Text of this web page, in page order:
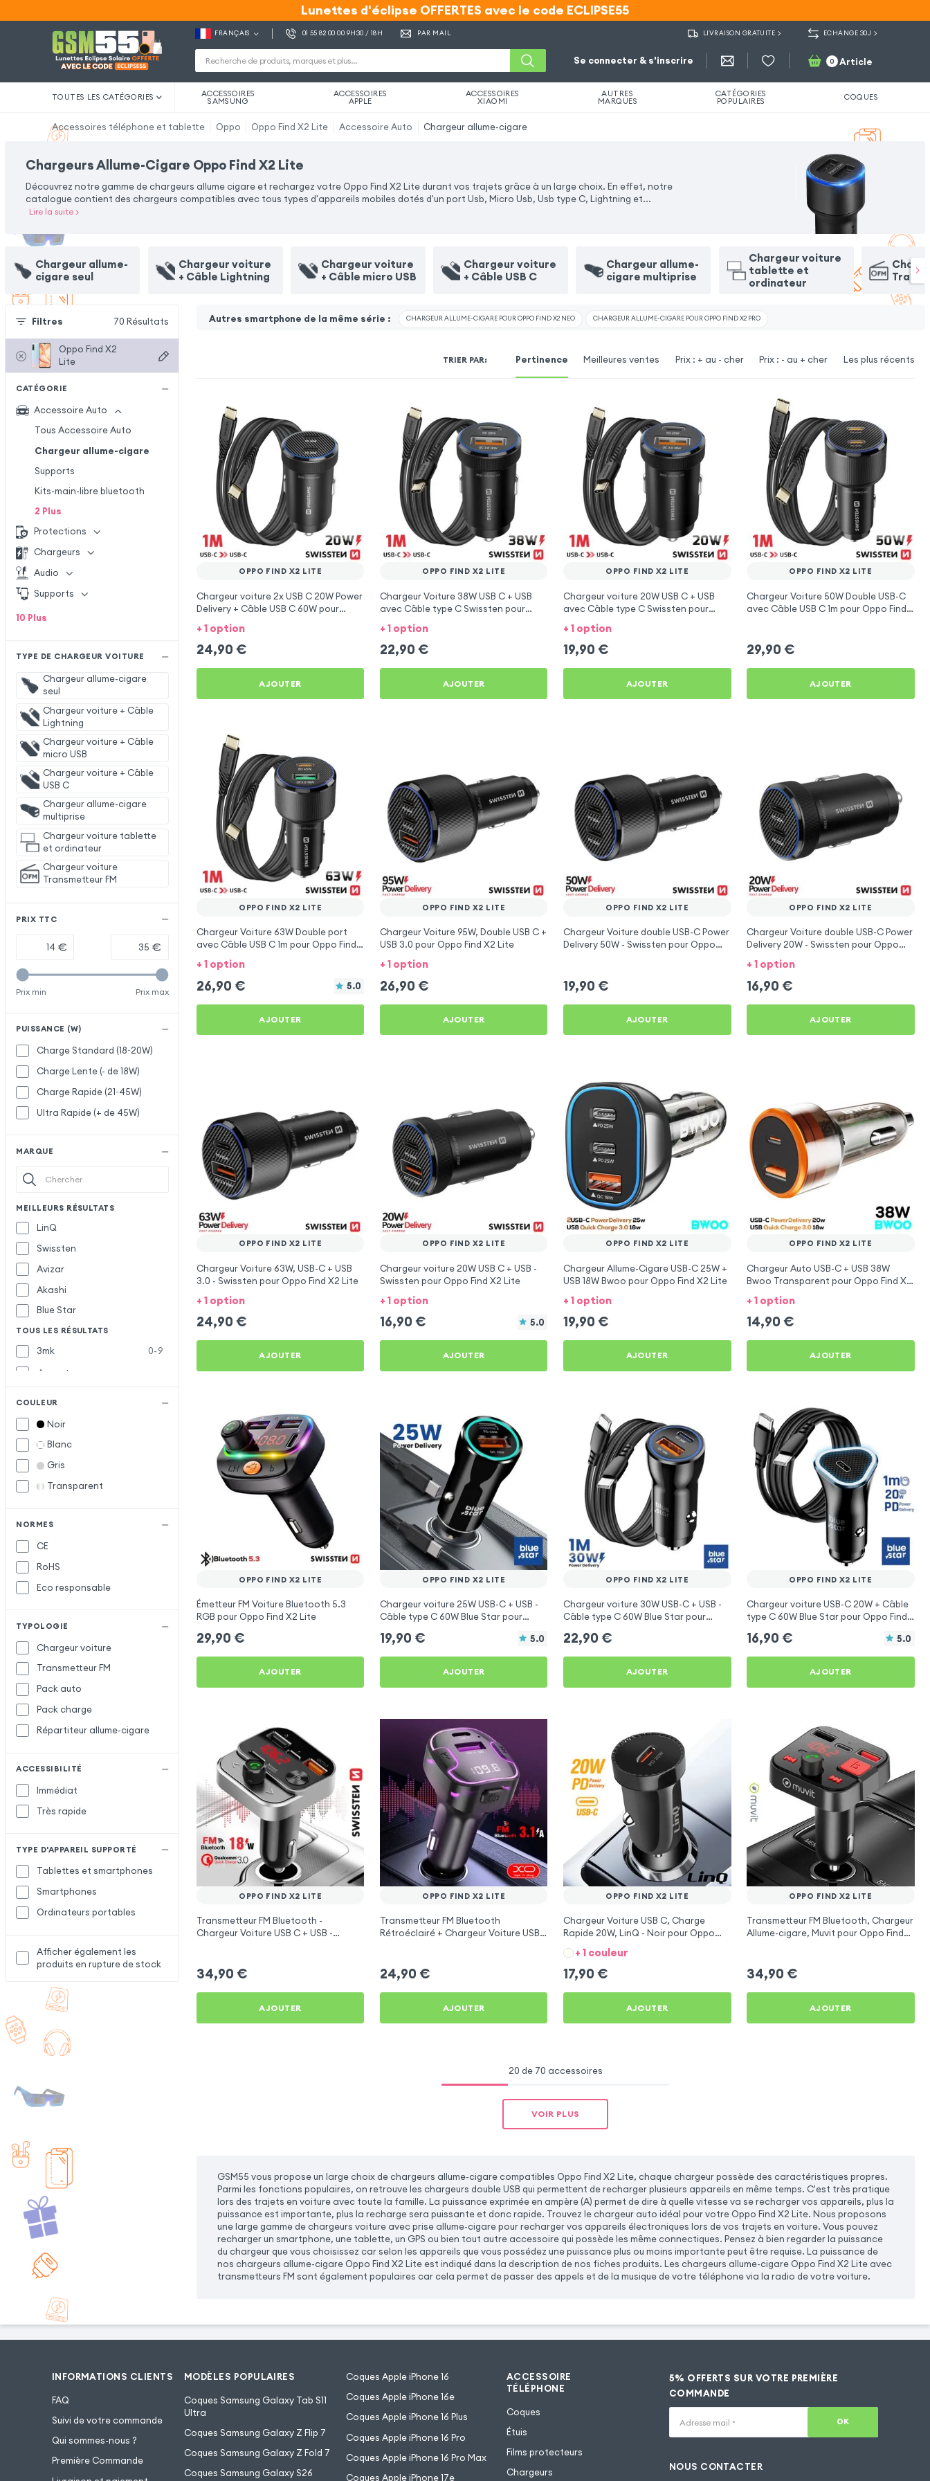
Lunettes d'éclipse OFFERTES avec le code ECLIPSE55
Lunettes d'éclipse OFFERTES avec le code ECLIPSE55
FRANÇAIS 01 55 82 00 00 9H30 / 18H PAR MAIL LIVRAISON GRATUITE ECHANGE 30J
Se connecter & s'inscrire 0 Article
TOUTES LES CATÉGORIES ACCESSOIRES
SAMSUNG
ACCESSOIRES
APPLE
ACCESSOIRES
XIAOMI
AUTRES
MARQUES
CATÉGORIES
POPULAIRES COQUES
Accessoires téléphone et tablette Oppo Oppo Find X2 Lite Accessoire Auto Chargeur allume-cigare
Chargeurs Allume-Cigare Oppo Find X2 Lite
Découvrez notre gamme de chargeurs allume cigare et rechargez votre Oppo Find X2 Lite durant vos trajets grâce à un large choix. En effet, notre
catalogue contient des chargeurs compatibles avec tous types d'appareils mobiles dotés d'un port Usb, Micro Usb, Usb type C, Lightning et...
Lire la suite>
Chargeur allume-
cigare seul
Chargeur voiture
+ Câble Lightning
Chargeur voiture
+ Câble micro USB
Chargeur voiture
+ Câble USB C
Chargeur allume-
cigare multiprise
Chargeur voiture
tablette et
ordinateur
Filtres 70 Résultats
Oppo Find X2
Lite
CATÉGORIE
Accessoire Auto
Tous Accessoire Auto
Chargeur allume-cigare
Supports
Kits-main-libre bluetooth
2 Plus
Protections
Chargeurs
Audio
Supports
10 Plus
TYPE DE CHARGEUR VOITURE
Chargeur allume-cigare
seul
Chargeur voiture + Câble
Lightning
Chargeur voiture + Câble
micro USB
Chargeur voiture + Câble
USB C
Chargeur allume-cigare
multiprise
Chargeur voiture tablette
et ordinateur
Chargeur voiture
Transmetteur FM
PRIX TTC
€ €
Prix min Prix max
PUISSANCE (W)
Charge Standard (18~20W)
Charge Lente (- de 18W)
Charge Rapide (21~45W)
Ultra Rapide (+ de 45W)
MARQUE
MEILLEURS RÉSULTATS
LinQ
Swissten
Avizar
Akashi
Blue Star
TOUS LES RÉSULTATS
3mk
0-9
4smarts
Forcell
Forever
Muvit
M
Samsung
Satechi
Setty
COULEUR
Noir
Blanc
Gris
Transparent
NORMES
CE
RoHS
Eco responsable
TYPOLOGIE
Chargeur voiture
Transmetteur FM
Pack auto
Pack charge
Répartiteur allume-cigare
ACCESSIBILITÉ
Immédiat
Très rapide
TYPE D'APPAREIL SUPPORTÉ
Tablettes et smartphones
Smartphones
Ordinateurs portables
Afficher également les
produits en rupture de stock
Autres smartphone de la même série : CHARGEUR ALLUME-CIGARE POUR OPPO FIND X2 NEO CHARGEUR ALLUME-CIGARE POUR OPPO FIND X2 PRO
TRIER PAR: Pertinence Meilleures ventes Prix : + au - cher Prix : - au + cher Les plus récents
OPPO FIND X2 LITE
Chargeur voiture 2x USB C 20W Power
Delivery + Câble USB C 60W pour
Oppo Find X2 Lite
+ 1 option
24,90 €
AJOUTER
OPPO FIND X2 LITE
Chargeur Voiture 38W USB C + USB
avec Câble type C Swissten pour
Oppo Find X2 Lite
+ 1 option
22,90 €
AJOUTER
OPPO FIND X2 LITE
Chargeur voiture 20W USB C + USB
avec Câble type C Swissten pour
Oppo Find X2 Lite
+ 1 option
19,90 €
AJOUTER
OPPO FIND X2 LITE
Chargeur Voiture 50W Double USB-C
avec Câble USB C 1m pour Oppo Find
29,90 €
AJOUTER
OPPO FIND X2 LITE
Chargeur Voiture 63W Double port
avec Câble USB C 1m pour Oppo Find
X2 Lite
+ 1 option
26,90 € 5.0
AJOUTER
OPPO FIND X2 LITE
Chargeur Voiture 95W, Double USB C +
USB 3.0 pour Oppo Find X2 Lite
+ 1 option
26,90 €
AJOUTER
OPPO FIND X2 LITE
Chargeur Voiture double USB-C Power
Delivery 50W - Swissten pour Oppo
19,90 €
AJOUTER
OPPO FIND X2 LITE
Chargeur Voiture double USB-C Power
Delivery 20W - Swissten pour Oppo
Find X2 Lite
+ 1 option
16,90 €
AJOUTER
OPPO FIND X2 LITE
Chargeur Voiture 63W, USB-C + USB
3.0 - Swissten pour Oppo Find X2 Lite
+ 1 option
24,90 €
AJOUTER
OPPO FIND X2 LITE
Chargeur voiture 20W USB C + USB -
Swissten pour Oppo Find X2 Lite
+ 1 option
16,90 € 5.0
AJOUTER
OPPO FIND X2 LITE
Chargeur Allume-Cigare USB-C 25W +
USB 18W Bwoo pour Oppo Find X2 Lite
+ 1 option
19,90 €
AJOUTER
OPPO FIND X2 LITE
Chargeur Auto USB-C + USB 38W
Bwoo Transparent pour Oppo Find X2
+ 1 option
14,90 €
AJOUTER
OPPO FIND X2 LITE
Émetteur FM Voiture Bluetooth 5.3
RGB pour Oppo Find X2 Lite
29,90 €
AJOUTER
OPPO FIND X2 LITE
Chargeur voiture 25W USB-C + USB -
Câble type C 60W Blue Star pour
19,90 € 5.0
AJOUTER
OPPO FIND X2 LITE
Chargeur voiture 30W USB-C + USB -
Câble type C 60W Blue Star pour
22,90 €
AJOUTER
OPPO FIND X2 LITE
Chargeur voiture USB-C 20W + Câble
type C 60W Blue Star pour Oppo Find
16,90 € 5.0
AJOUTER
OPPO FIND X2 LITE
Transmetteur FM Bluetooth -
Chargeur Voiture USB C + USB -
34,90 €
AJOUTER
OPPO FIND X2 LITE
Transmetteur FM Bluetooth
Rétroéclairé + Chargeur Voiture USB
24,90 €
AJOUTER
OPPO FIND X2 LITE
Chargeur Voiture USB C, Charge
Rapide 20W, LinQ - Noir pour Oppo
Find X2 Lite
+ 1 couleur
17,90 €
AJOUTER
OPPO FIND X2 LITE
Transmetteur FM Bluetooth, Chargeur
Allume-cigare, Muvit pour Oppo Find
34,90 €
AJOUTER
20 de 70 accessoires
VOIR PLUS
GSM55 vous propose un large choix de chargeurs allume-cigare compatibles Oppo Find X2 Lite, chaque chargeur possède des caractéristiques propres.
Parmi les fonctions populaires, on retrouve les chargeurs double USB qui permettent de recharger plusieurs appareils en même temps. C'est très pratique
lors des trajets en voiture avec toute la famille. La puissance exprimée en ampère (A) permet de dire à quelle vitesse va se recharger vos appareils, plus la
puissance est importante, plus la recharge sera puissante et donc rapide. Trouvez le chargeur auto idéal pour votre Oppo Find X2 Lite. Nous proposons
une large gamme de chargeurs voiture avec prise allume-cigare pour recharger vos appareils électroniques lors de vos trajets en voiture. Vous pouvez
recharger un smartphone, une tablette, un GPS ou bien tout autre accessoire qui possède les même connectiques. Pensez à bien regarder la puissance
du chargeur que vous choisissez car selon les appareils que vous possédez une puissance plus ou moins importante peut être requise. La puissance de
nos chargeurs allume-cigare Oppo Find X2 Lite est indiqué dans la description de nos fiches produits. Les chargeurs allume-cigare Oppo Find X2 Lite avec
transmetteurs FM sont également populaires car cela permet de passer des appels et de la musique de votre téléphone via la radio de votre voiture.
INFORMATIONS CLIENTS
FAQ
Suivi de votre commande
Qui sommes-nous ?
Première Commande
MODÈLES POPULAIRES
Coques Samsung Galaxy Tab S11
Ultra
Coques Samsung Galaxy Z Flip 7
Coques Samsung Galaxy Z Fold 7
Coques Samsung Galaxy S26
Coques Apple iPhone 16
Coques Apple iPhone 16e
Coques Apple iPhone 16 Plus
Coques Apple iPhone 16 Pro
Coques Apple iPhone 16 Pro Max
Coques Apple iPhone 17e
ACCESSOIRE
TÉLÉPHONE
Coques
Étuis
Films protecteurs
Chargeurs
5% OFFERTS SUR VOTRE PREMIÈRE
COMMANDE
Adresse mail * OK
NOUS CONTACTER